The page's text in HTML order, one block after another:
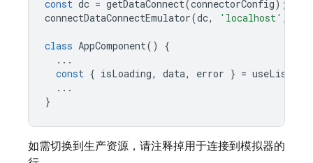
const dc = getDataConnect(connectorConfig);
connectDataConnectEmulator(dc, 'localhost' ,
class AppComponent()
{
...
const { isLoading, data, error } =
...
}
如需切换到生产资源，请注释掉用于连接到模拟器的